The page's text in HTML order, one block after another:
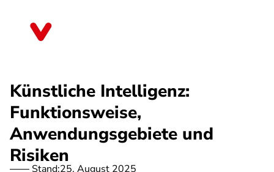
Künstliche Intelligenz:
Funktionsweise,
Anwendungsgebiete und
Risiken
Stand:25. August 2025